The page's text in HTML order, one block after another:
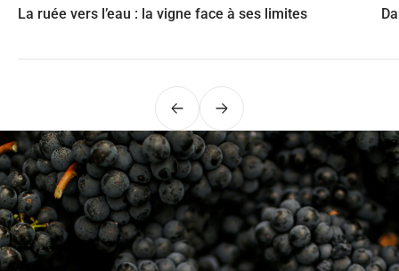
La ruée vers l’eau : la vigne face à ses limites
PrécédentSuivant